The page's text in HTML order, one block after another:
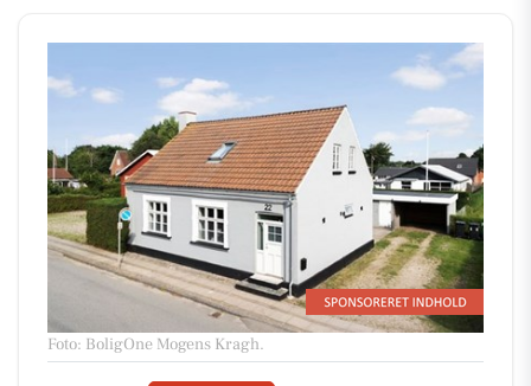
Foto: BoligOne Mogens Kragh.